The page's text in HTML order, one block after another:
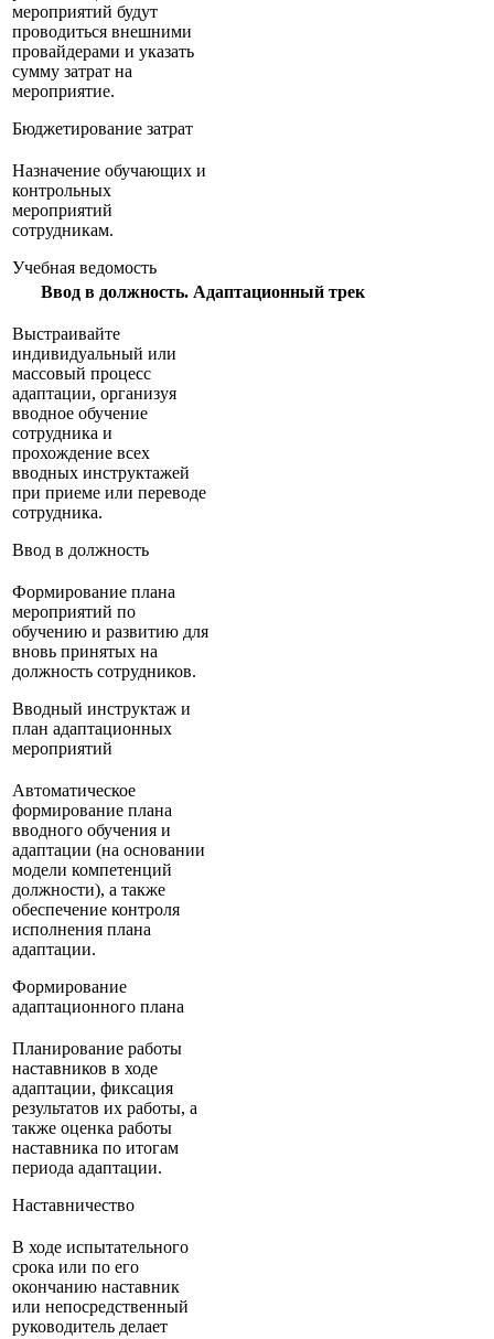
мероприятий будут
проводиться внешними
провайдерами и указать
сумму затрат на
мероприятие.
Бюджетирование затрат
Назначение обучающих и
контрольных
мероприятий
сотрудникам.
Учебная ведомость
Ввод в должность. Адаптационный трек
Выстраивайте
индивидуальный или
массовый процесс
адаптации, организуя
вводное обучение
сотрудника и
прохождение всех
вводных инструктажей
при приеме или переводе
сотрудника.
Ввод в должность
Формирование плана
мероприятий по
обучению и развитию для
вновь принятых на
должность сотрудников.
Вводный инструктаж и
план адаптационных
мероприятий
Автоматическое
формирование плана
вводного обучения и
адаптации (на основании
модели компетенций
должности), а также
обеспечение контроля
исполнения плана
адаптации.
Формирование
адаптационного плана
Планирование работы
наставников в ходе
адаптации, фиксация
результатов их работы, а
также оценка работы
наставника по итогам
периода адаптации.
Наставничество
В ходе испытательного
срока или по его
окончанию наставник
или непосредственный
руководитель делает